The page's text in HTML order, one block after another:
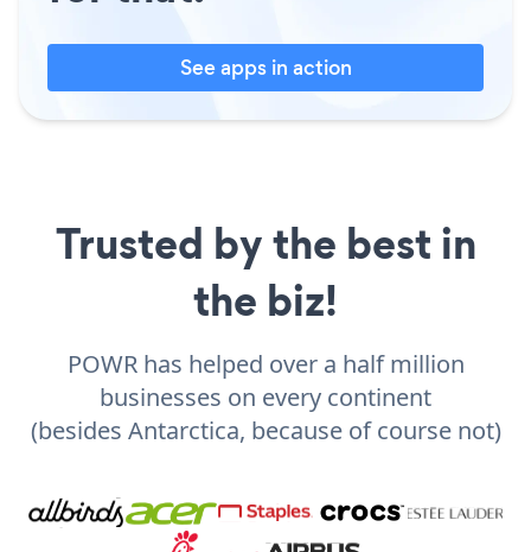
See apps in action
Trusted by the best in
the biz!
POWR has helped over a half million
businesses on every continent
(besides Antarctica, because of course not)